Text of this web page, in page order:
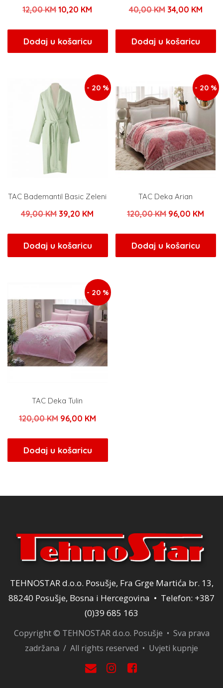
12,00KMIzvorna
bila
je:
10,20 KM
10,20 KM.
Dodaj u košaricu
40,00KM Izvorna
bila
je:
34,00 KM
Dodaj u košaricu
- 20 %
TAC Bademantil Basic Zeleni
49,00KM Izvorna
bila
je:
39,20 KM Trenutna
39,20 KM.
Dodaj u košaricu
- 20 %
TAC Deka Arian
120,00KM Izvorna
bila
je:
96,00 KM
Dodaj u košaricu
- 20 %
TAC Deka Tulin
120,00KM Izvorna
bila
je:
96,00 KMTrenutna
96,00 KM.
Dodaj u košaricu
TEHNOSTAR d.o.o. Posušje, Fra Grge Martića br. 13,
88240 Posušje, Bosna i Hercegovina • Telefon: +387
(0)39 685 163
Copyright © TEHNOSTAR d.o.o. Posušje • Sva prava
zadržana / All rights reserved • Uvjeti kupnje